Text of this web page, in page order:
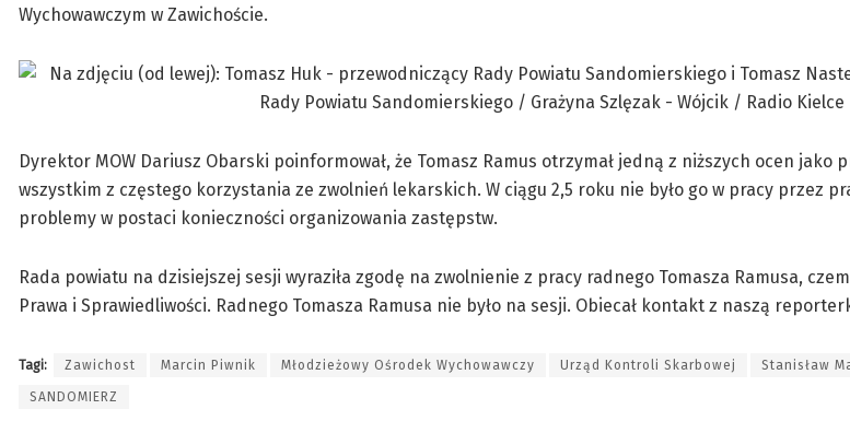
Wychowawczym w Zawichoście.
Dyrektor MOW Dariusz Obarski poinformował, że Tomasz Ramus otrzymał jedną z niższych ocen jako
wszystkim z częstego korzystania ze zwolnień lekarskich. W ciągu 2,5 roku nie było go w pracy przez
problemy w postaci konieczności organizowania zastępstw.
Rada powiatu na dzisiejszej sesji wyraziła zgodę na zwolnienie z pracy radnego Tomasza Ramusa,
Prawa i Sprawiedliwości. Radnego Tomasza Ramusa nie było na sesji. Obiecał kontakt z naszą
Tagi: Zawichost Marcin Piwnik Młodzieżowy Ośrodek Wychowawczy Urząd Kontroli Skarbowej Stanisław
SANDOMIERZ